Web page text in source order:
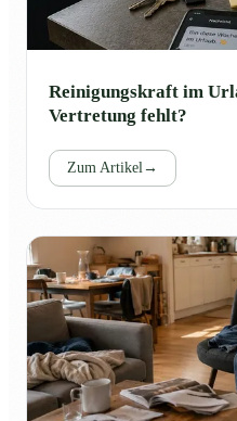
Reinigungskraft im
Vertretung fehlt?
Zum Artikel→